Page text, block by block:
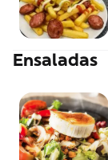
Ensaladas